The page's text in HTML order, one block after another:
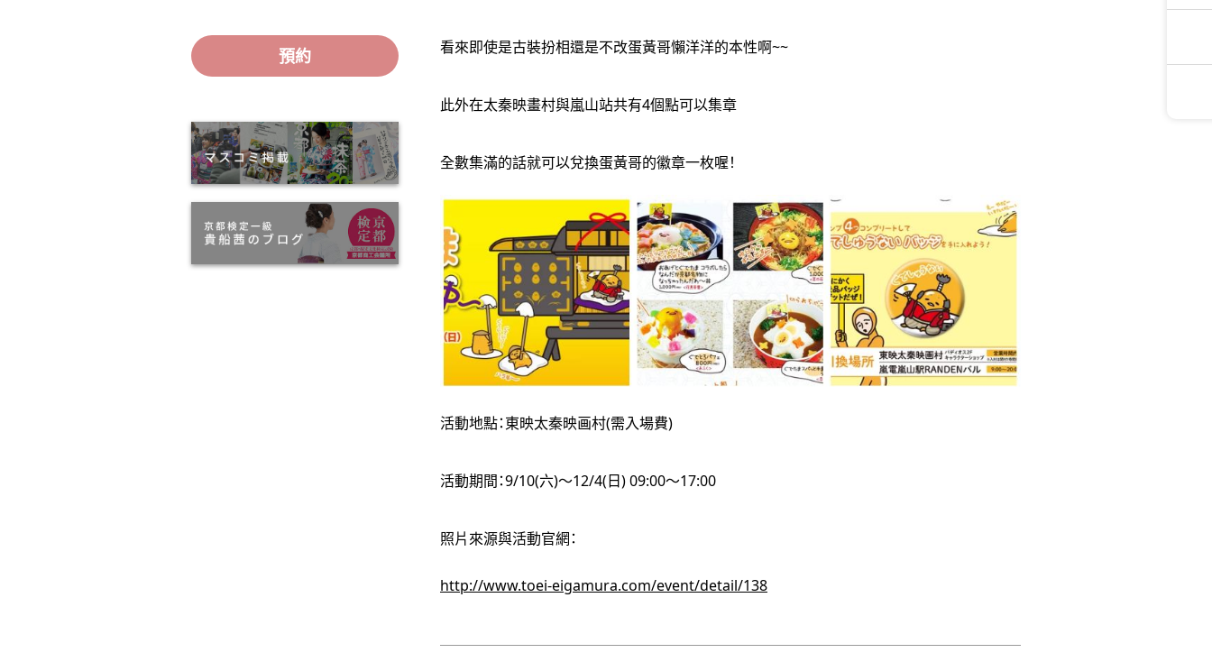
預約 看來即使是古裝扮相還是不改蛋黃哥懶洋洋的本性啊~~
此外在太秦映畫村與嵐山站共有4個點可以集章
全數集滿的話就可以兌換蛋黃哥的徽章一枚喔！
活動地點：東映太秦映画村(需入場費)
活動期間：9/10(六)～12/4(日) 09:00～17:00
照片來源與活動官網：
http://www.toei-eigamura.com/event/detail/138